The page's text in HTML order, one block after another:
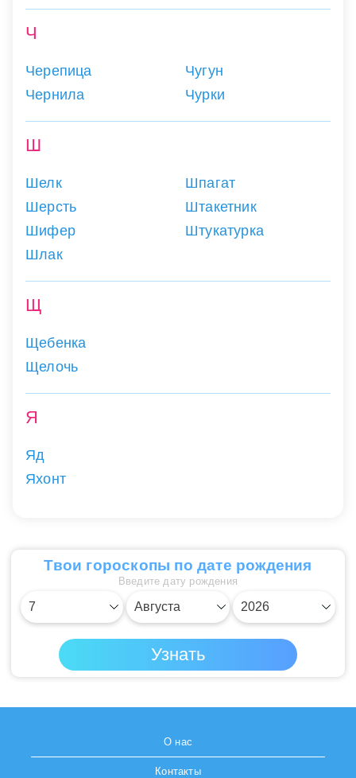
Ч
Черепица
Чернила
Чугун
Чурки
Ш
Шелк
Шерсть
Шифер
Шлак
Шпагат
Штакетник
Штукатурка
Щ
Щебенка
Щелочь
Я
Яд
Яхонт
Твои гороскопы по дате рождения
Введите дату рождения
О нас
Контакты